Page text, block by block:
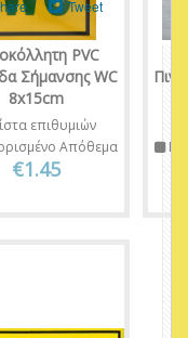
PVC
Σήμανσης WC
8x15cm
Tweet
επιθυμιών
Απόθεμα
€1.45